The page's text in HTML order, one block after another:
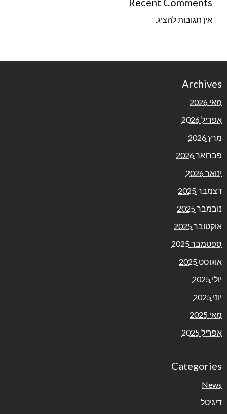
אין תגובות להציג.
Archives
מאי 2026
אפריל 2026
מרץ 2026
פברואר 2026
ינואר 2026
דצמבר 2025
נובמבר 2025
אוקטובר 2025
ספטמבר 2025
אוגוסט 2025
יולי 2025
יוני 2025
מאי 2025
אפריל 2025
Categories
News
דיגיטל